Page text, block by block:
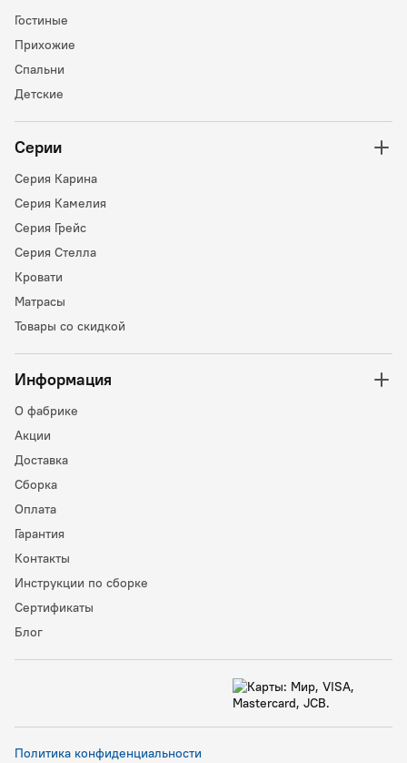
Гостиные
Прихожие
Спальни
Детские
Серии
Серия Карина
Серия Камелия
Серия Грейс
Серия Стелла
Кровати
Матрасы
Товары со скидкой
Информация
О фабрике
Акции
Доставка
Сборка
Оплата
Гарантия
Контакты
Инструкции по сборке
Сертификаты
Блог
Политика конфиденциальности